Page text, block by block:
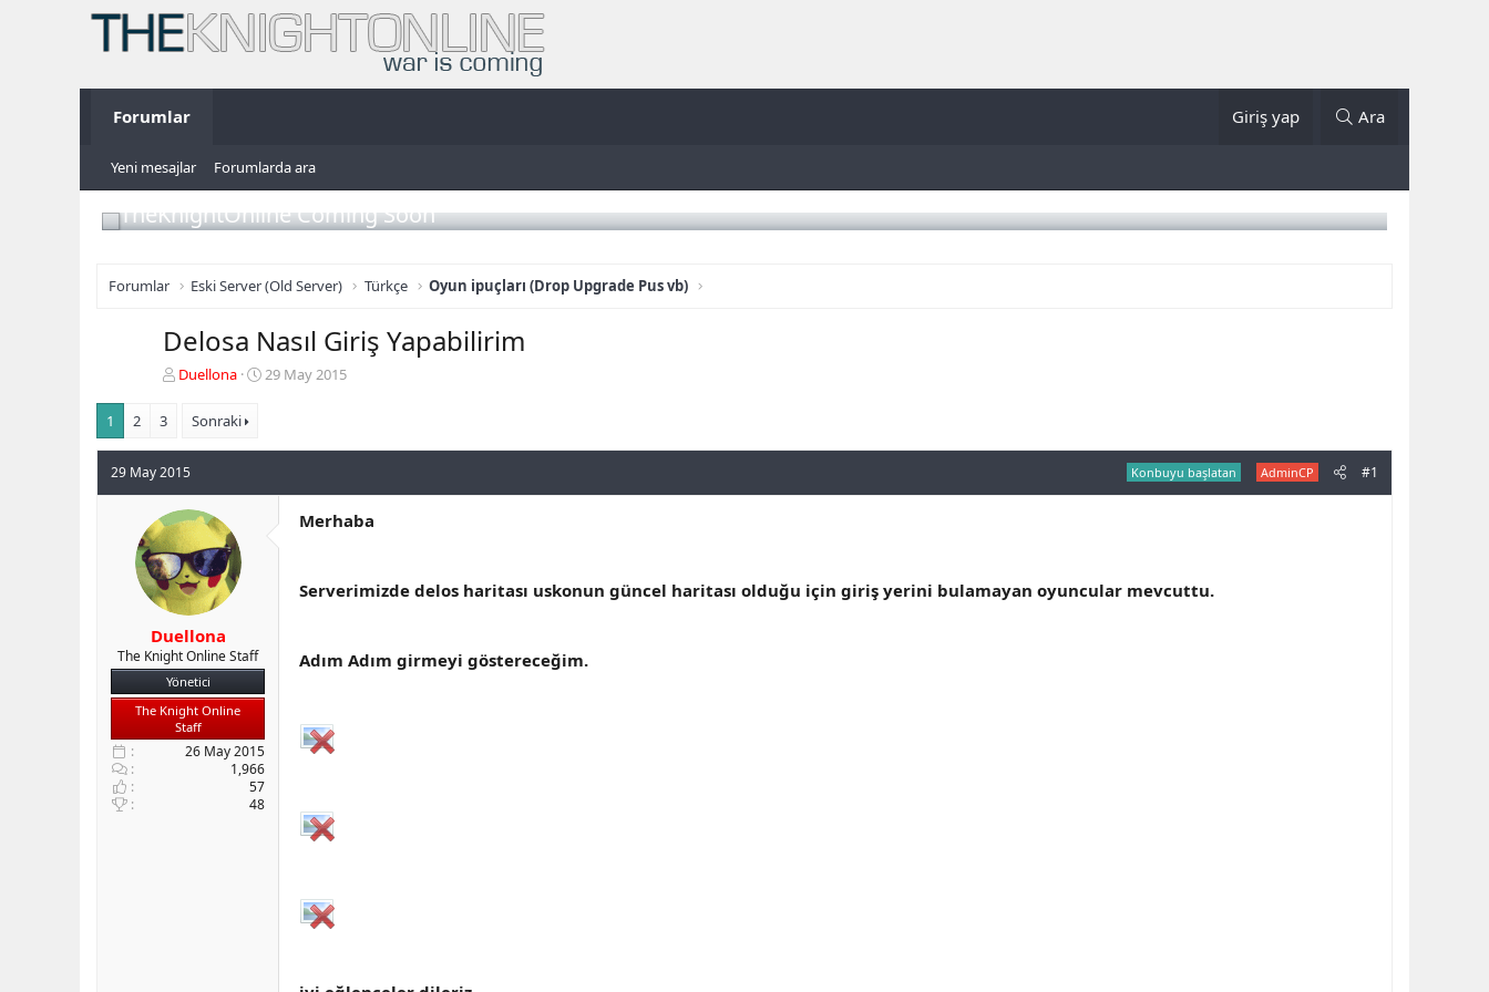
Forumlar Giriş yap Ara
Yeni mesajlar Forumlarda ara
TheKnightOnline Coming Soon
Forumlar Eski Server (Old Server) Türkçe Oyun ipuçları (Drop Upgrade Pus vb)
Delosa Nasıl Giriş Yapabilirim
K
u
y
u
b
a
ş
l
a
t
a
n
Duellona
B
a
g
29 May 2015
1 2 3 Sonraki
29 May 2015 Konbuyu başlatan AdminCP #1
Duellona
The Knight Online Staff
Yönetici
The Knight Online
Staff
26 May 2015
1,966
57
48
Merhaba
Serverimizde delos haritası uskonun güncel haritası olduğu için giriş yerini bulamayan oyuncular mevcuttu.
Adım Adım girmeyi göstereceğim.